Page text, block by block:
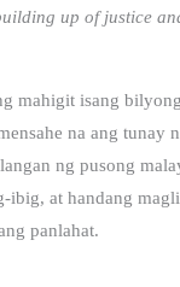
up of justice
mahigit isang
na ang tunay
ng pusong
ibig, at handang
panlahat.